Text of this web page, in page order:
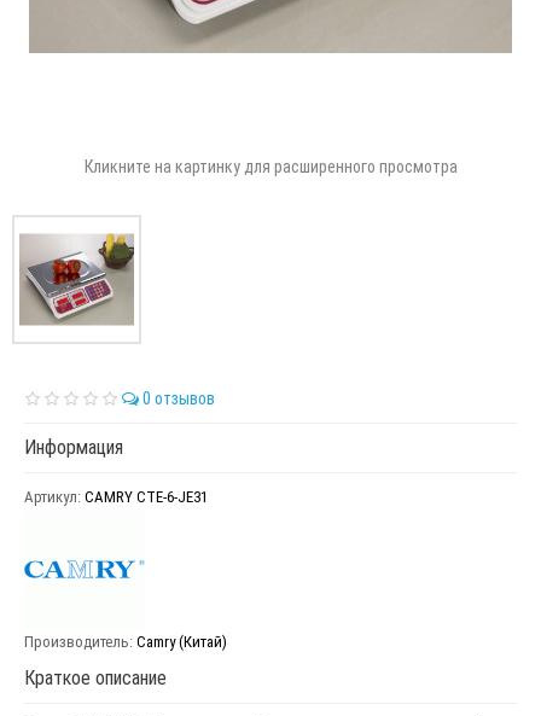
Кликните на картинку для расширенного просмотра
0 отзывов
Информация
Артикул: CAMRY CTE-6-JE31
Производитель: Camry (Китай)
Краткое описание